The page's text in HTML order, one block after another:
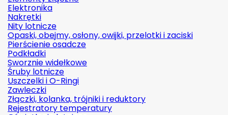
Elektronika
Nakrętki
Nity lotnicze
Opaski, obejmy, osłony, owijki, przelotki i zaciski
Pierścienie osadcze
Podkładki
Sworznie widełkowe
Śruby lotnicze
Uszczelki i O-Ringi
Zawleczki
Złączki, kolanka, trójniki i reduktory
Rejestratory temperatury